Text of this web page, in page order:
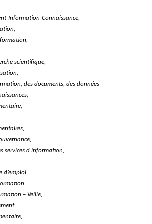
Information-Connaissance,
scientifique,
des documents, des données
services d’information,
d’emploi,
– Veille,